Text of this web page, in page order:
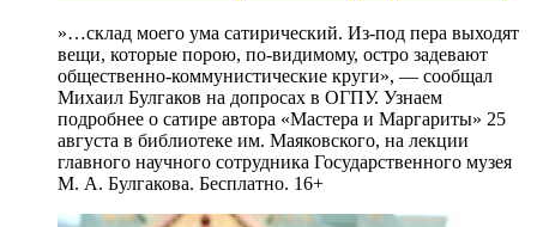
»…склад моего ума сатирический. Из-под пера выходят
вещи, которые порою, по-видимому, остро задевают
общественно-коммунистические круги», — сообщал
Михаил Булгаков на допросах в ОГПУ. Узнаем
подробнее о сатире автора «Мастера и Маргариты» 25
августа в библиотеке им. Маяковского, на лекции
главного научного сотрудника Государственного музея
М. А. Булгакова. Бесплатно. 16+